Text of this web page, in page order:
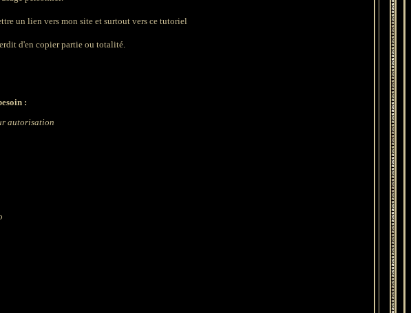
un lien vers mon site et surtout vers ce tutoriel
d'en copier partie ou totalité.
:
autorisation